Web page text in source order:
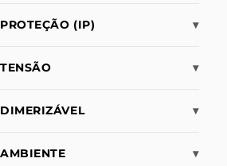
PROTEÇÃO (IP) ▾
TENSÃO ▾
DIMERIZÁVEL ▾
AMBIENTE ▾